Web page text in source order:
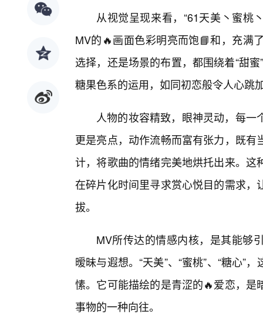
从视觉呈现来看，“61天美丶蜜桃
MV的🔥画面色彩明亮而饱📘和，充满
选择，还是场景的布置，都围绕着“甜
糖果色系的运用，如同初恋般令人心跳
人物的妆容精致，眼神灵动，每
更是亮点，动作流畅而富有张力，既
计，将歌曲的情绪完美地烘托出来。
在碎片化时间里寻求赏心悦目的需求
拔。
MV所传达的情感内核，是其能够
暧昧与遐想。“天美”、“蜜桃”、“糖心”
愫。它可能描绘的是青涩的🔥爱恋，
事物的一种向往。